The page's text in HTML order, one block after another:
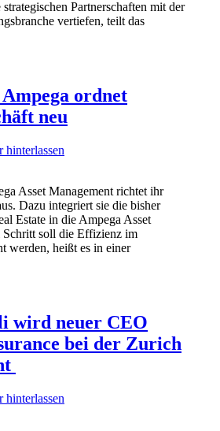
Partnerschaften mit der
vertiefen, teilt das
ordnet
neu
hinterlassen
Asset Management richtet ihr
Dazu integriert sie die bisher
Estate in die Ampega Asset
Schritt soll die Effizienz im
werden, heißt es in einer
wird neuer CEO
bei der Zurich
hinterlassen